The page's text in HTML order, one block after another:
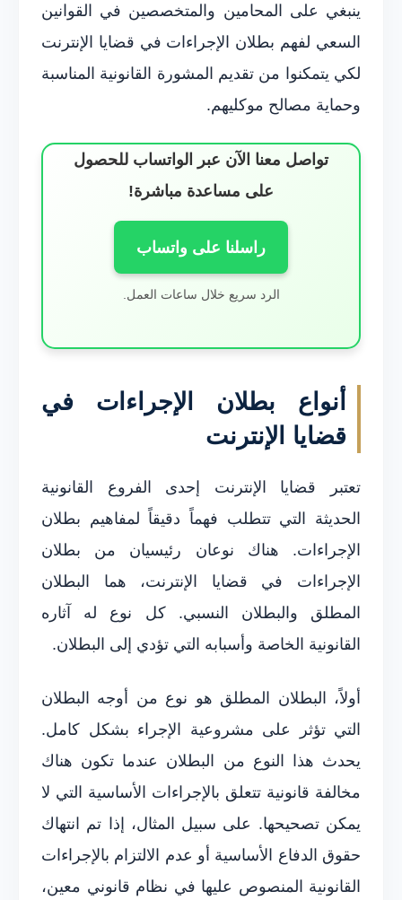
ينبغي على المحامين والمتخصصين في القوانين
السعي لفهم بطلان الإجراءات في قضايا الإنترنت
لكي يتمكنوا من تقديم المشورة القانونية المناسبة
وحماية مصالح موكليهم.
تواصل معنا الآن عبر الواتساب للحصول
على مساعدة مباشرة!
راسلنا على واتساب
الرد سريع خلال ساعات العمل.
أنواع بطلان الإجراءات في
قضايا الإنترنت
تعتبر قضايا الإنترنت إحدى الفروع القانونية
الحديثة التي تتطلب فهماً دقيقاً لمفاهيم بطلان
الإجراءات. هناك نوعان رئيسيان من بطلان
الإجراءات في قضايا الإنترنت، هما البطلان
المطلق والبطلان النسبي. كل نوع له آثاره
القانونية الخاصة وأسبابه التي تؤدي إلى البطلان.
أولاً، البطلان المطلق هو نوع من أوجه البطلان
التي تؤثر على مشروعية الإجراء بشكل كامل.
يحدث هذا النوع من البطلان عندما تكون هناك
مخالفة قانونية تتعلق بالإجراءات الأساسية التي لا
يمكن تصحيحها. على سبيل المثال، إذا تم انتهاك
حقوق الدفاع الأساسية أو عدم الالتزام بالإجراءات
القانونية المنصوص عليها في نظام قانوني معين،